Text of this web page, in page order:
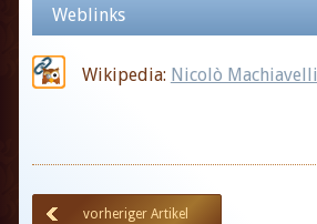
Weblinks
Wikipedia: Nicolò Machiavelli
vorheriger Artikel